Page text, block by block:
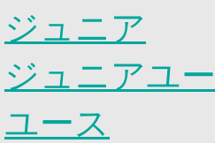
ジュニア
ジュニアユ
ユース